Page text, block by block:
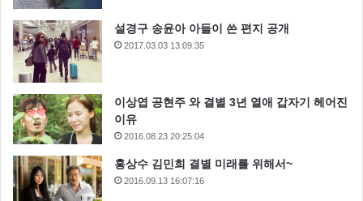
설경구 송윤아 아들이 쓴 편지 공개
2017.03.03 13:09:35
이상엽 공현주 와 결별 3년 열애 갑자기 헤어진
이유
2016.08.23 20:25:04
홍상수 김민희 결별 미래를 위해서~
2016.09.13 16:07:16